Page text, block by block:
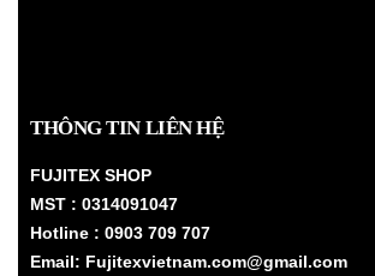
THÔNG TIN LIÊN HỆ
FUJITEX SHOP
MST : 0314091047
Hotline : 0903 709 707
Email: Fujitexvietnam.com@gmail.com